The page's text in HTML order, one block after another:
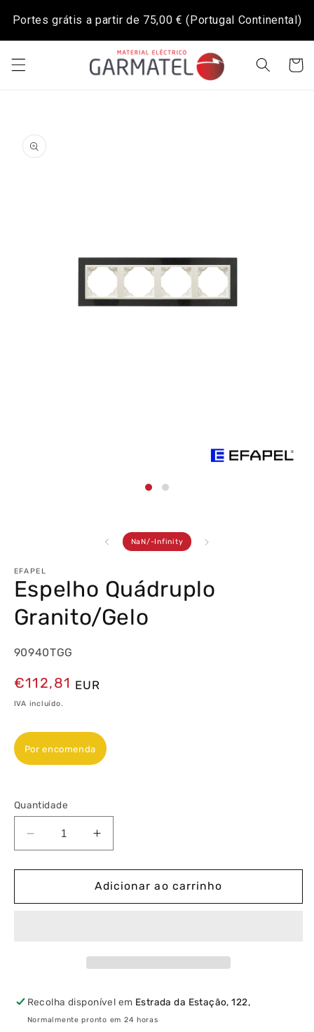
Portes grátis a partir de 75,00 € (Portugal Continental)
para o
conteúdo
informação
do produto
NaN/ de
-Infinity
EFAPEL
Espelho Quádruplo
Granito/Gelo
90940TGG
Preço
normal
€112,81 EUR
IVA incluído.
Por encomenda
Quantidade
Diminuir
a
quantidade
Espelho
Aumentar
a
quantidade
de
Espelho
Adicionar ao carrinho
Recolha disponível em Estrada da Estação, 122,
Normalmente pronto em 24 horas